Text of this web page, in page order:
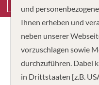
und
Ihnen erheben und
neben unserer
vorzuschlagen sowie
durchzuführen. Dabei
in Drittstaaten [z.B.